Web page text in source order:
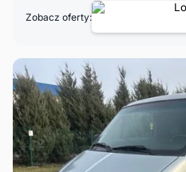
Zobacz oferty: